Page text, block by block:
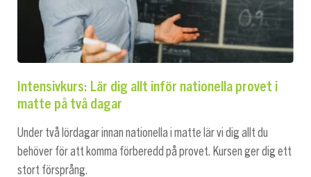
Intensivkurs: Lär dig allt inför nationella provet i
matte på två dagar
Under två lördagar innan nationella i matte lär vi dig allt du
behöver för att komma förberedd på provet. Kursen ger dig ett
stort försprång.